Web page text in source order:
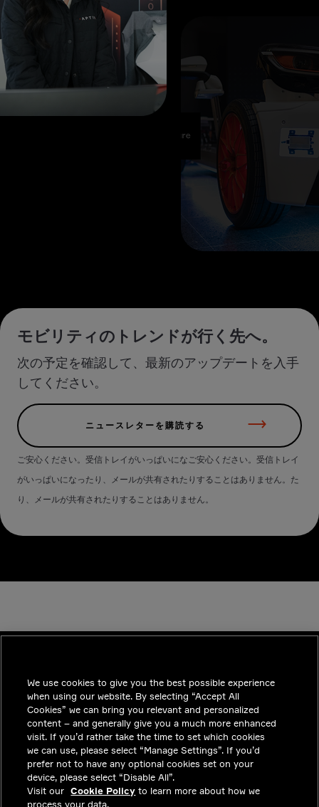
モビリティのトレンドが行く先へ。
次の予定を確認して、最新のアップデートを入手
してください。
ニュースレターを購読する
ご安心ください。受信トレイがいっぱいになご安心ください。受信トレイ
がいっぱいになったり、メールが共有されたりすることはありません。た
り、メールが共有されたりすることはありません。
INDUSTRIES
インサイト
ソリューション
採用情報
投資家向けお知らせ
We use cookies to give you the best possible experience
when using our website. By selecting “Accept All
Cookies” we can bring you relevant and personalized
content – and generally give you a much more enhanced
visit. If you’d rather take the time to set which cookies
we can use, please select “Manage Settings”. If you’d
prefer not to have any optional cookies set on your
device, please select “Disable All”.
Visit our Cookie Policy to learn more about how we
process your data.